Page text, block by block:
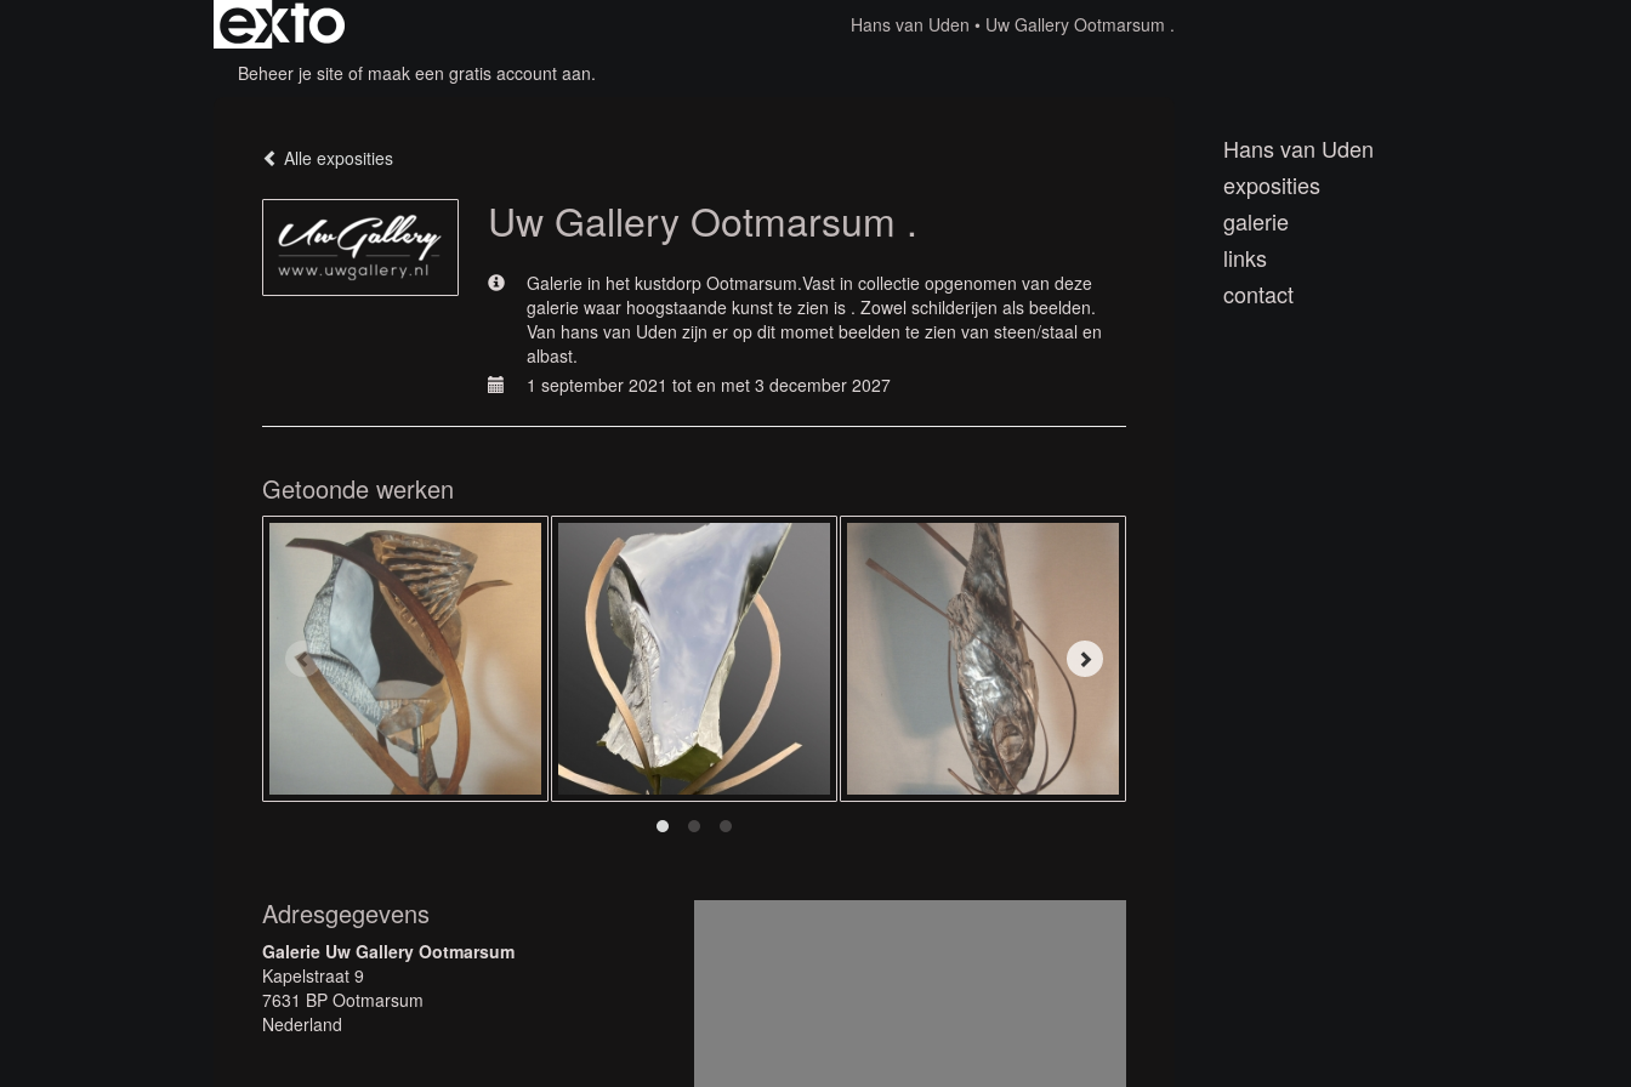
Hans van Uden
Uw Gallery Ootmarsum .
Beheer je site of maak een gratis account aan.
Alle exposities
Uw Gallery Ootmarsum .
Galerie in het kustdorp Ootmarsum.Vast in collectie opgenomen van deze
galerie waar hoogstaande kunst te zien is . Zowel schilderijen als beelden.
Van hans van Uden zijn er op dit momet beelden te zien van steen/staal en
albast.
1 september 2021 tot en met 3 december 2027
Getoonde werken
Adresgegevens
Galerie Uw Gallery Ootmarsum
Kapelstraat 9
7631 BP Ootmarsum
Nederland
Hans van Uden
exposities
galerie
links
contact